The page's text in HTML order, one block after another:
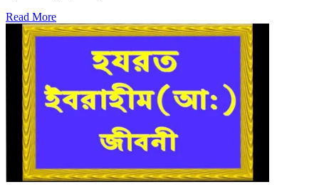
Read More